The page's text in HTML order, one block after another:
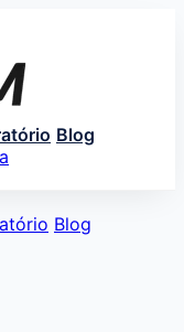
Blog
Blog